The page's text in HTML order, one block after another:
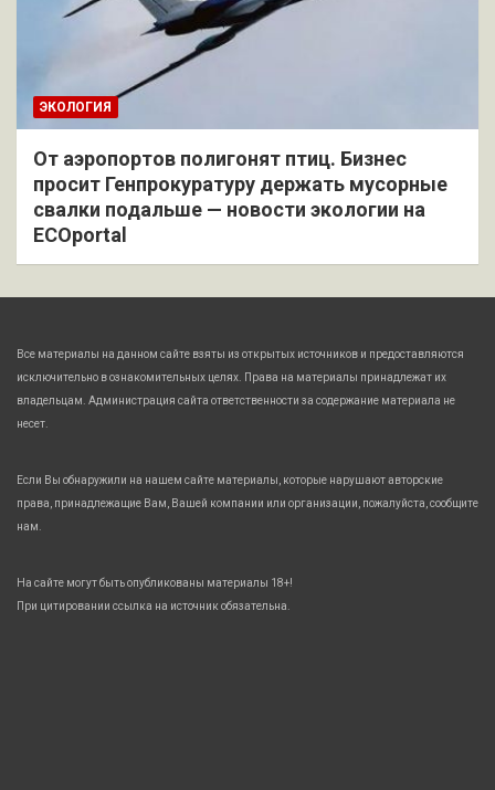
ЭКОЛОГИЯ
От аэропортов полигонят птиц. Бизнес
просит Генпрокуратуру держать мусорные
свалки подальше — новости экологии на
ECOportal
Все материалы на данном сайте взяты из открытых источников и предоставляются
исключительно в ознакомительных целях. Права на материалы принадлежат их
владельцам. Администрация сайта ответственности за содержание материала не
несет.
Если Вы обнаружили на нашем сайте материалы, которые нарушают авторские
права, принадлежащие Вам, Вашей компании или организации, пожалуйста, сообщите
нам.
На сайте могут быть опубликованы материалы 18+!
При цитировании ссылка на источник обязательна.